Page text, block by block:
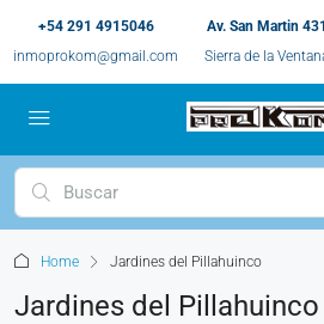
+54 291 4915046
inmoprokom@gmail.com
Av. San Martin 431
Sierra de la
Home Jardines del Pillahuinco
Jardines del Pillahuinco